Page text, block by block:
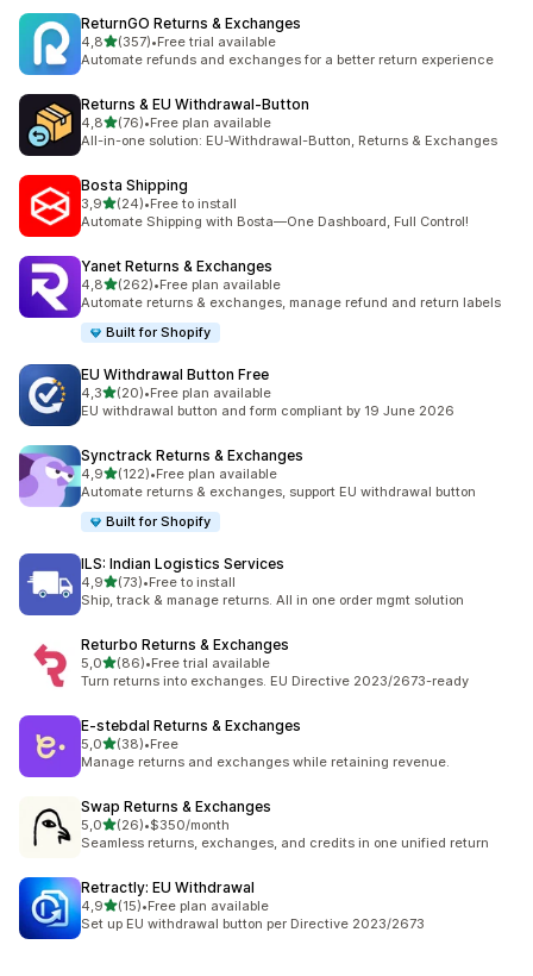
ReturnGO Returns & Exchanges
4,85 yıldız üzerinden
(357)
toplam 357 değerlendirme
•Free trial available
Automate refunds and exchanges for a better return experience
Returns & EU Withdrawal‑Button
4,85 yıldız üzerinden
(76)
toplam 76 değerlendirme
•Free plan available
All-in-one solution: EU-Withdrawal-Button, Returns & Exchanges
Bosta Shipping
3,95 yıldız üzerinden
(24)
toplam 24 değerlendirme
•Free to install
Automate Shipping with Bosta—One Dashboard, Full Control!
Yanet Returns & Exchanges
4,85 yıldız üzerinden
(262)
toplam 262 değerlendirme
•Free plan available
Automate returns & exchanges, manage refund and return labels
Built for Shopify
EU Withdrawal Button Free
4,35 yıldız üzerinden
(20)
toplam 20 değerlendirme
•Free plan available
EU withdrawal button and form compliant by 19 June 2026
Synctrack Returns & Exchanges
4,95 yıldız üzerinden
(122)
toplam 122 değerlendirme
•Free plan available
Automate returns & exchanges, support EU withdrawal button
Built for Shopify
ILS: Indian Logistics Services
4,95 yıldız üzerinden
(73)
toplam 73 değerlendirme
•Free to install
Ship, track & manage returns. All in one order mgmt solution
Returbo Returns & Exchanges
5,05 yıldız üzerinden
(86)
toplam 86 değerlendirme
•Free trial available
Turn returns into exchanges. EU Directive 2023/2673-ready
E‑stebdal Returns & Exchanges
5,05 yıldız üzerinden
(38)
toplam 38 değerlendirme
•Free
Manage returns and exchanges while retaining revenue.
Swap Returns & Exchanges
5,05 yıldız üzerinden
(26)
toplam 26 değerlendirme
•$350/month
Seamless returns, exchanges, and credits in one unified return
Retractly: EU Withdrawal
4,95 yıldız üzerinden
(15)
toplam 15 değerlendirme
•Free plan available
Set up EU withdrawal button per Directive 2023/2673